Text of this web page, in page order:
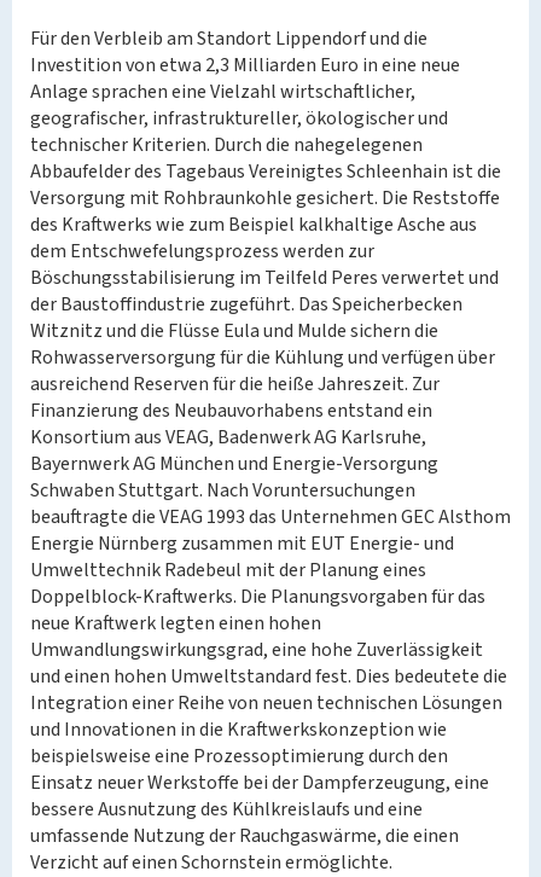
Für den Verbleib am Standort Lippendorf und die
Investition von etwa 2,3 Milliarden Euro in eine neue
Anlage sprachen eine Vielzahl wirtschaftlicher,
geografischer, infrastruktureller, ökologischer und
technischer Kriterien. Durch die nahegelegenen
Abbaufelder des Tagebaus Vereinigtes Schleenhain ist die
Versorgung mit Rohbraunkohle gesichert. Die Reststoffe
des Kraftwerks wie zum Beispiel kalkhaltige Asche aus
dem Entschwefelungsprozess werden zur
Böschungsstabilisierung im Teilfeld Peres verwertet und
der Baustoffindustrie zugeführt. Das Speicherbecken
Witznitz und die Flüsse Eula und Mulde sichern die
Rohwasserversorgung für die Kühlung und verfügen über
ausreichend Reserven für die heiße Jahreszeit. Zur
Finanzierung des Neubauvorhabens entstand ein
Konsortium aus VEAG, Badenwerk AG Karlsruhe,
Bayernwerk AG München und Energie-Versorgung
Schwaben Stuttgart. Nach Voruntersuchungen
beauftragte die VEAG 1993 das Unternehmen GEC Alsthom
Energie Nürnberg zusammen mit EUT Energie- und
Umwelttechnik Radebeul mit der Planung eines
Doppelblock-Kraftwerks. Die Planungsvorgaben für das
neue Kraftwerk legten einen hohen
Umwandlungswirkungsgrad, eine hohe Zuverlässigkeit
und einen hohen Umweltstandard fest. Dies bedeutete die
Integration einer Reihe von neuen technischen Lösungen
und Innovationen in die Kraftwerkskonzeption wie
beispielsweise eine Prozessoptimierung durch den
Einsatz neuer Werkstoffe bei der Dampferzeugung, eine
bessere Ausnutzung des Kühlkreislaufs und eine
umfassende Nutzung der Rauchgaswärme, die einen
Verzicht auf einen Schornstein ermöglichte.